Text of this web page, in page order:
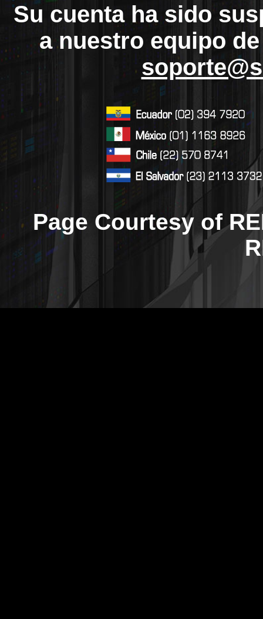
Su cuenta ha sido
a nuestro equipo
Page Courtesy of